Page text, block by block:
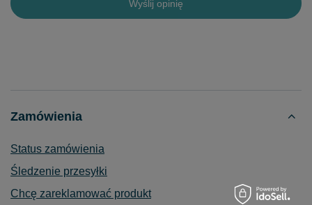
Wyślij opinię
Zamówienia
Status zamówienia
Śledzenie przesyłki
Chcę zareklamować produkt